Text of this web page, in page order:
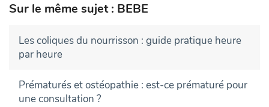
Sur le même sujet : BEBE
Les coliques du nourrisson : guide pratique heure
par heure
Prématurés et ostéopathie : est-ce prématuré pour
une consultation ?